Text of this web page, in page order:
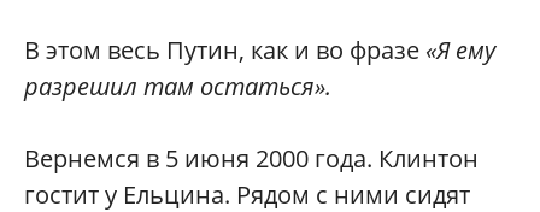
В этом весь Путин, как и во фразе «Я ему
разрешил там остаться».
Вернемся в 5 июня 2000 года. Клинтон
гостит у Ельцина. Рядом с ними сидят